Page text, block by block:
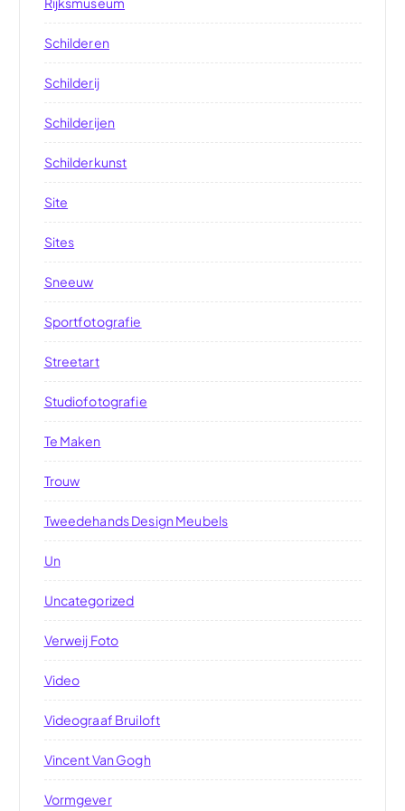
Schilderen
Schilderij
Schilderijen
Schilderkunst
Site
Sites
Sneeuw
Sportfotografie
Streetart
Studiofotografie
Te Maken
Trouw
Tweedehands Design Meubels
Un
Uncategorized
Verweij Foto
Video
Videograaf Bruiloft
Vincent Van Gogh
Vormgever